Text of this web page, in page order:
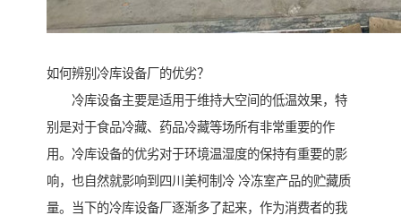
如何辨别冷库设备厂的优劣？
冷库设备主要是适用于维持大空间的低温效果，特
别是对于食品冷藏、药品冷藏等场所有非常重要的作
用。冷库设备的优劣对于环境温湿度的保持有重要的影
响，也自然就影响到四川美柯制冷 冷冻室产品的贮藏质
量。当下的冷库设备厂逐渐多了起来，作为消费者的我